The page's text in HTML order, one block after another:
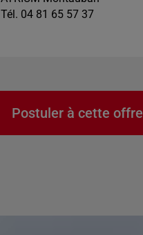
Tél. 04 81 65 57 37
Postuler à cette offre